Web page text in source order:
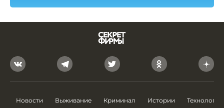
Новости Выживание Криминал Истории Технологии